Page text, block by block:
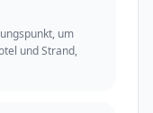
um
und Strand,